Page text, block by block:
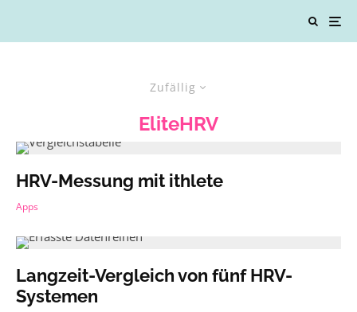
Zufällig
EliteHRV
HRV-Messung mit ithlete
Apps
Langzeit-Vergleich von fünf HRV-
Systemen